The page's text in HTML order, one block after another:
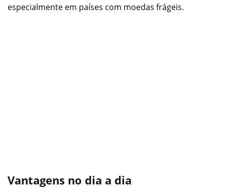
especialmente em países com moedas frágeis.
Vantagens no dia a dia